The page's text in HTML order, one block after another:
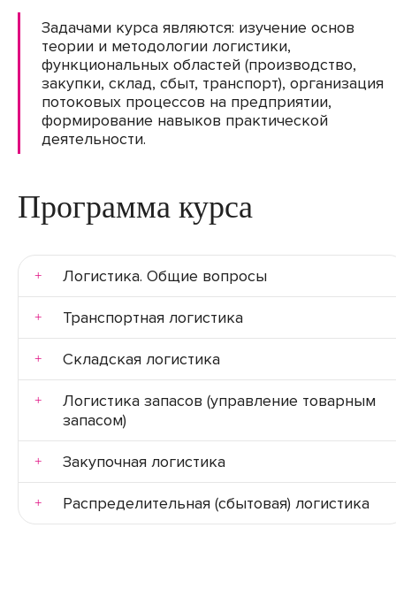
Задачами курса являются: изучение основ
теории и методологии логистики,
функциональных областей (производство,
закупки, склад, сбыт, транспорт), организация
потоковых процессов на предприятии,
формирование навыков практической
деятельности.
Программа курса
Логистика. Общие вопросы
Транспортная логистика
Складская логистика
Логистика запасов (управление товарным
запасом)
Закупочная логистика
Распределительная (сбытовая) логистика